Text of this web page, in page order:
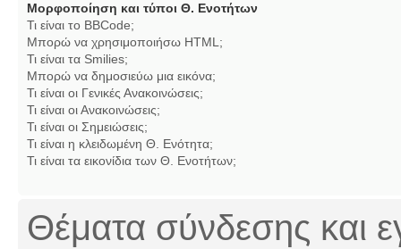
Μορφοποίηση και τύποι Θ. Ενοτήτων
Τι είναι το BBCode;
Μπορώ να χρησιμοποιήσω HTML;
Τι είναι τα Smilies;
Μπορώ να δημοσιεύω μια εικόνα;
Τι είναι οι Γενικές Ανακοινώσεις;
Τι είναι οι Ανακοινώσεις;
Τι είναι οι Σημειώσεις;
Τι είναι η κλειδωμένη Θ. Ενότητα;
Τι είναι τα εικονίδια των Θ. Ενοτήτων;
Θέματα σύνδεσης και